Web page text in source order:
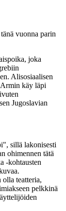
vuonna parin
joka
Alisosiaalisen
Armin käy läpi
Jugoslavian
sillä lakonisesti
ohimennen tätä
‑kohtausten
teatteria,
pelkkinä